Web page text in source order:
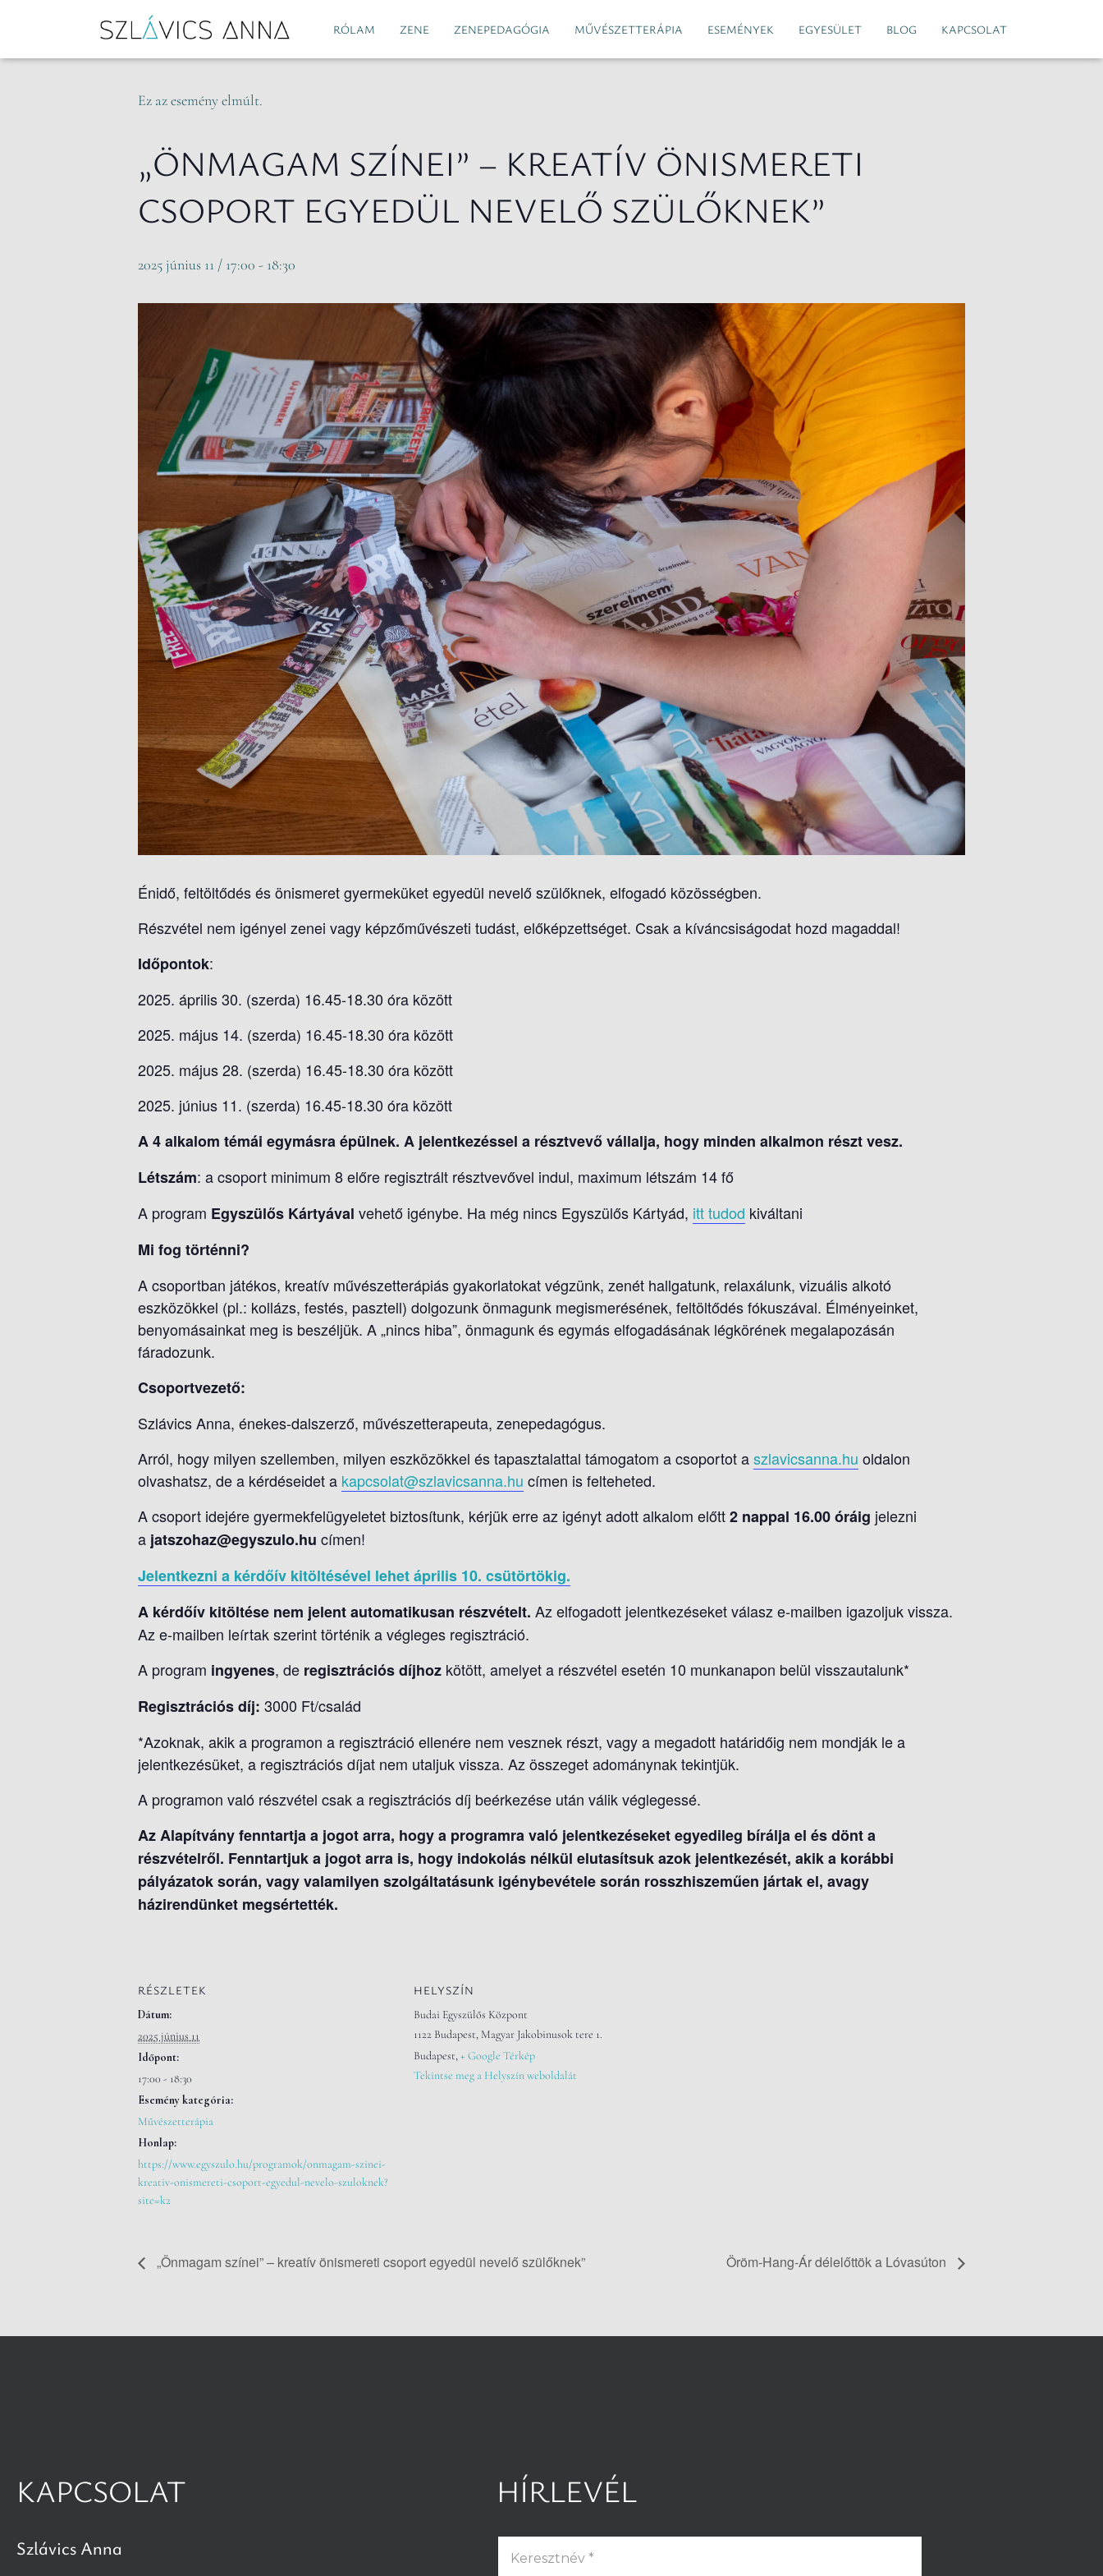
RÓLAM ZENE ZENEPEDAGÓGIA MŰVÉSZETTERÁPIA ESEMÉNYEK EGYESÜLET BLOG KAPCSOLAT
« Összes Események
Ez az esemény elmúlt.
„ÖNMAGAM SZÍNEI” – KREATÍV ÖNISMERETI
CSOPORT EGYEDÜL NEVELŐ SZÜLŐKNEK”
2025 június 11 / 17:00 - 18:30
Énidő, feltöltődés és önismeret gyermeküket egyedül nevelő szülőknek, elfogadó közösségben.
Részvétel nem igényel zenei vagy képzőművészeti tudást, előképzettséget. Csak a kíváncsiságodat hozd magaddal!
Időpontok:
2025. április 30. (szerda) 16.45-18.30 óra között
2025. május 14. (szerda) 16.45-18.30 óra között
2025. május 28. (szerda) 16.45-18.30 óra között
2025. június 11. (szerda) 16.45-18.30 óra között
A 4 alkalom témái egymásra épülnek. A jelentkezéssel a résztvevő vállalja, hogy minden alkalmon részt vesz.
Létszám: a csoport minimum 8 előre regisztrált résztvevővel indul, maximum létszám 14 fő
A program Egyszülős Kártyával vehető igénybe. Ha még nincs Egyszülős Kártyád, itt tudod kiváltani
Mi fog történni?
A csoportban játékos, kreatív művészetterápiás gyakorlatokat végzünk, zenét hallgatunk, relaxálunk, vizuális alkotó
eszközökkel (pl.: kollázs, festés, pasztell) dolgozunk önmagunk megismerésének, feltöltődés fókuszával. Élményeinket,
benyomásainkat meg is beszéljük. A „nincs hiba”, önmagunk és egymás elfogadásának légkörének megalapozásán
fáradozunk.
Csoportvezető:
Szlávics Anna, énekes-dalszerző, művészetterapeuta, zenepedagógus.
Arról, hogy milyen szellemben, milyen eszközökkel és tapasztalattal támogatom a csoportot aszlavicsanna.hu oldalon
olvashatsz, de a kérdéseidet a kapcsolat@szlavicsanna.hu címen is felteheted.
A csoport idejére gyermekfelügyeletet biztosítunk, kérjük erre az igényt adott alkalom előtt2 nappal 16.00 óráig jelezni
a jatszohaz@egyszulo.hu címen!
Jelentkezni a kérdőív kitöltésével lehet április 10. csütörtökig.
A kérdőív kitöltése nem jelent automatikusan részvételt. Az elfogadott jelentkezéseket válasz e-mailben igazoljuk vissza.
Az e-mailben leírtak szerint történik a végleges regisztráció.
A program ingyenes, de regisztrációs díjhoz kötött, amelyet a részvétel esetén 10 munkanapon belül visszautalunk*
Regisztrációs díj: 3000 Ft/család
*Azoknak, akik a programon a regisztráció ellenére nem vesznek részt, vagy a megadott határidőig nem mondják le a
jelentkezésüket, a regisztrációs díjat nem utaljuk vissza. Az összeget adománynak tekintjük.
A programon való részvétel csak a regisztrációs díj beérkezése után válik véglegessé.
Az Alapítvány fenntartja a jogot arra, hogy a programra való jelentkezéseketegyedileg bírálja el és dönt a
részvételről. Fenntartjuk a jogot arra is, hogy indokolás nélkül elutasítsuk azok jelentkezését, akik a korábbi
pályázatok során, vagy valamilyen szolgáltatásunk igénybevétele során rosszhiszeműen jártak el, avagy
házirendünket megsértették.
RÉSZLETEK
Dátum:
2025 június 11
Időpont:
17:00 - 18:30
Esemény kategória:
Művészetterápia
Honlap:
https://www.egyszulo.hu/programok/onmagam-szinei-
kreativ-onismereti-csoport-egyedul-nevelo-szuloknek?
site=k2
HELYSZÍN
Budai Egyszülős Központ
1122 Budapest, Magyar Jakobinusok tere 1.
Budapest, + Google Térkép
Tekintse meg a Helyszín weboldalát
„Önmagam színei” – kreatív önismereti csoport egyedül nevelő szülőknek” Öröm-Hang-Ár délelőttök a Lóvasúton
KAPCSOLAT
Szlávics Anna
HÍRLEVÉL